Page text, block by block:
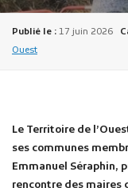
Publié le : 17 juin 2026
Ouest
Le Territoire de
ses communes
Emmanuel Séraphin,